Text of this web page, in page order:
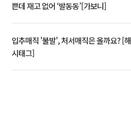
쁜데 재고 없어 ‘발동동’[가보니]
입추매직 '불발', 처서매직은 올까요? [해
시태그]